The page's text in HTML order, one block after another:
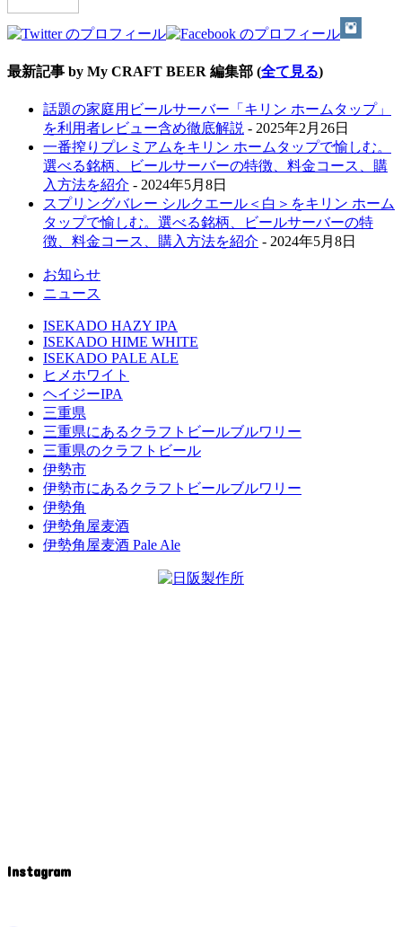
最新記事 by My CRAFT BEER 編集部 (全て見る)
話題の家庭用ビールサーバー「キリン ホームタップ」
を利用者レビュー含め徹底解説 - 2025年2月26日
一番搾りプレミアムをキリン ホームタップで愉しむ。
選べる銘柄、ビールサーバーの特徴、料金コース、購
入方法を紹介 - 2024年5月8日
スプリングバレー シルクエール＜白＞をキリン ホーム
タップで愉しむ。選べる銘柄、ビールサーバーの特
徴、料金コース、購入方法を紹介 - 2024年5月8日
お知らせ
ニュース
ISEKADO HAZY IPA
ISEKADO HIME WHITE
ISEKADO PALE ALE
ヒメホワイト
ヘイジーIPA
三重県
三重県にあるクラフトビールブルワリー
三重県のクラフトビール
伊勢市
伊勢市にあるクラフトビールブルワリー
伊勢角
伊勢角屋麦酒
伊勢角屋麦酒 Pale Ale
Instagram